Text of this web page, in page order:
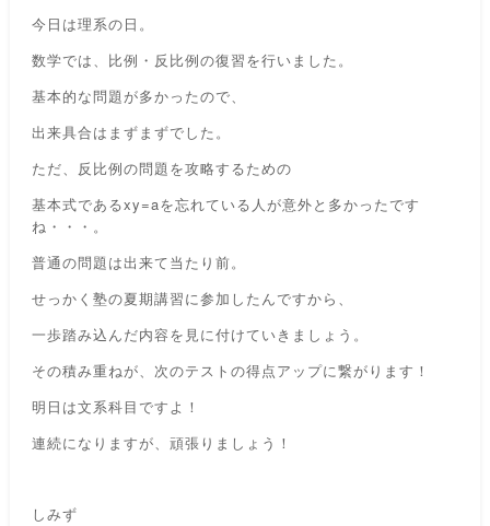
今日は理系の日。
数学では、比例・反比例の復習を行いました。
基本的な問題が多かったので、
出来具合は まずまずでした。
ただ、反比例の問題を攻略するための
基本式であるxy=aを忘れている人が意外と多かったです
ね・・・。
普通の問題は出来て当たり前。
せっかく塾の夏期講習に参加したんですから、
一歩踏み込んだ内容を見に付けていきましょう。
その積み重ねが、次のテストの得点アップに繋がります！
明日は文系科目ですよ！
連続になりますが、頑張りましょう！
しみず